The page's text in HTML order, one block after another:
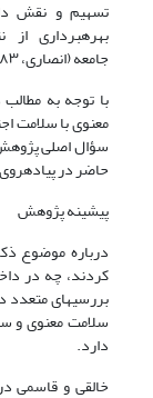
تسهیم و نقش
بهرهبرداری
جامعه(انصاری، ۱۳۸۳، ص ۶۲)
با توجه به
معنوی با سلامت
سؤال اصلی
حاضر در
پیشینه پژوهش
درباره موضوع
کردند، چه در
بررسیهای متعدد
سلامت معنوی و
دارد.
خالقی و قاسمی